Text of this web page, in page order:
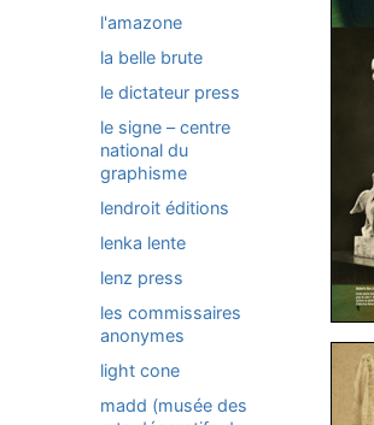
l'amazone
la belle brute
le dictateur press
le signe – centre
national du
graphisme
lendroit éditions
lenka lente
lenz press
les commissaires
anonymes
light cone
madd (musée des